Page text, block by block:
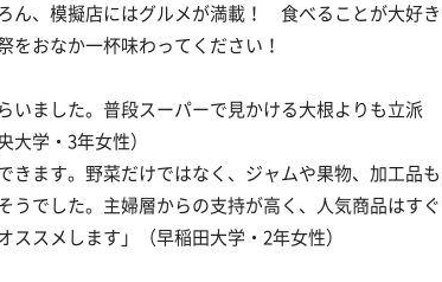
ん、模擬店にはグルメが満載！ 食べることが大好き
をおなか一杯味わってください！
いました。普段スーパーで見かける大根よりも立派
大学・3年女性）
きます。野菜だけではなく、ジャムや果物、加工品も
うでした。主婦層からの支持が高く、人気商品はすぐ
ススメします」（早稲田大学・2年女性）